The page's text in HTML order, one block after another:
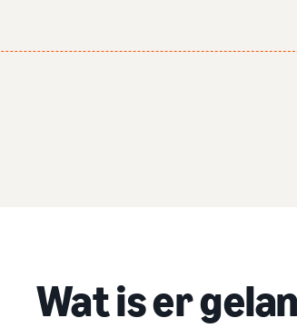
Wat is er